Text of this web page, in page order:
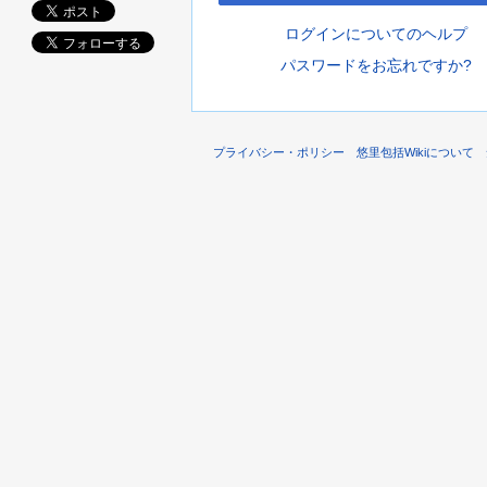
ログインについてのヘルプ
パスワードをお忘れですか?
プライバシー・ポリシー 悠里包括Wikiについて